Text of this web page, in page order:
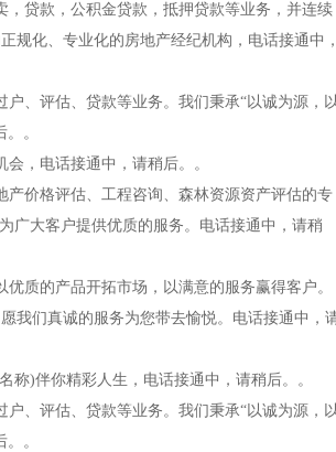
贷款，公积金贷款，抵押贷款等业务，并连续
规化、专业化的房地产经纪机构，电话接通中，
、评估、贷款等业务。我们秉承“以诚为源，
。
，电话接通中，请稍后。。
价格评估、工程咨询、森林资源资产评估的专
广大客户提供优质的服务。电话接通中，请稍
质的产品开拓市场，以满意的服务赢得客户。
我们真诚的服务为您带去愉悦。电话接通中，
)伴你精彩人生，电话接通中，请稍后。。
、评估、贷款等业务。我们秉承“以诚为源，
。